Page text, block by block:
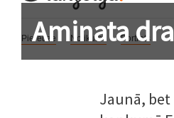
Pieredze Notikums Portrets
Aminata
Jaunā, bet